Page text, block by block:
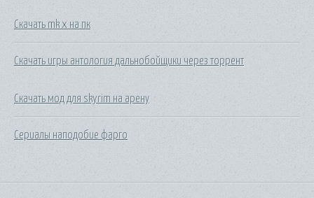
Скачать mk x на пк
Скачать игры антология дальнобойщики через торрент
Скачать мод для skyrim на арену
Сериалы наподобие фарго